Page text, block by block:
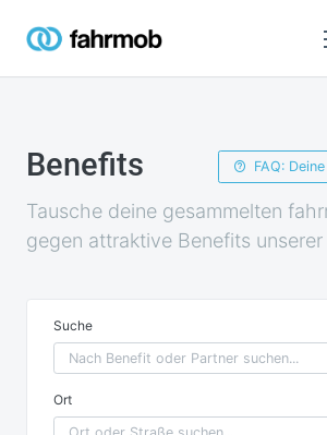
Benefits FAQ:
Tausche deine gesammelten
gegen attraktive Benefits unserer
Suche
Ort